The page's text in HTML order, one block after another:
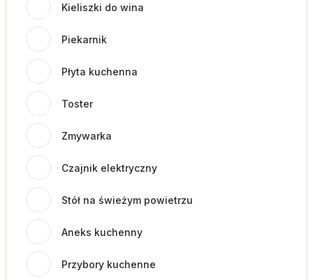
Kieliszki do wina
Piekarnik
Płyta kuchenna
Toster
Zmywarka
Czajnik elektryczny
Stół na świeżym powietrzu
Aneks kuchenny
Przybory kuchenne